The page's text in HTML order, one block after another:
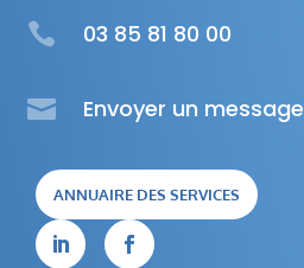
 03 85 81 80 00
 Envoyer un message
ANNUAIRE DES SERVICES
 